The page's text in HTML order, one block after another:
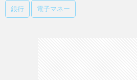
銀行 電子マネー